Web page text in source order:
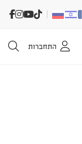
התחברות